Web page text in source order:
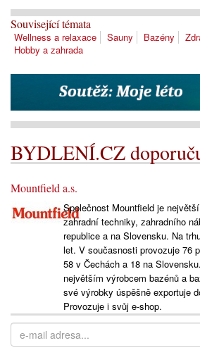
Související témata
Wellness a relaxace Sauny Bazény
Hobby a zahrada
BYDLENÍ.CZ
Mountfield a.s.
Společnost Mountfield je
zahradní techniky, zahradního
republice a na Slovensku. Na
let. V současnosti provozuje 76
58 v Čechách a 18 na
největším výrobcem bazénů a
své výrobky úspěšně exportuje
Provozuje i svůj e-shop.